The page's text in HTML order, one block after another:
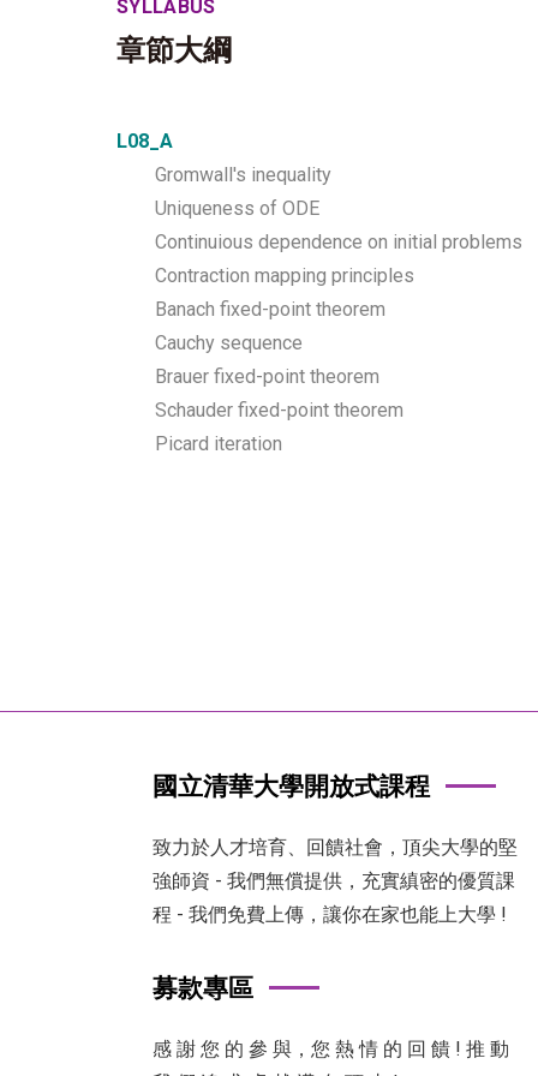
SYLLABUS
章節大綱
L08_A
Gromwall's inequality
Uniqueness of ODE
Continuious dependence on initial problems
Contraction mapping principles
Banach fixed-point theorem
Cauchy sequence
Brauer fixed-point theorem
Schauder fixed-point theorem
Picard iteration
國立清華大學開放式課程
致力於人才培育、回饋社會，頂尖大學的堅
強師資 - 我們無償提供，充實縝密的優質課
程 - 我們免費上傳，讓你在家也能上大學 !
募款專區
感 謝 您 的 參 與，您 熱 情 的 回 饋 ! 推 動